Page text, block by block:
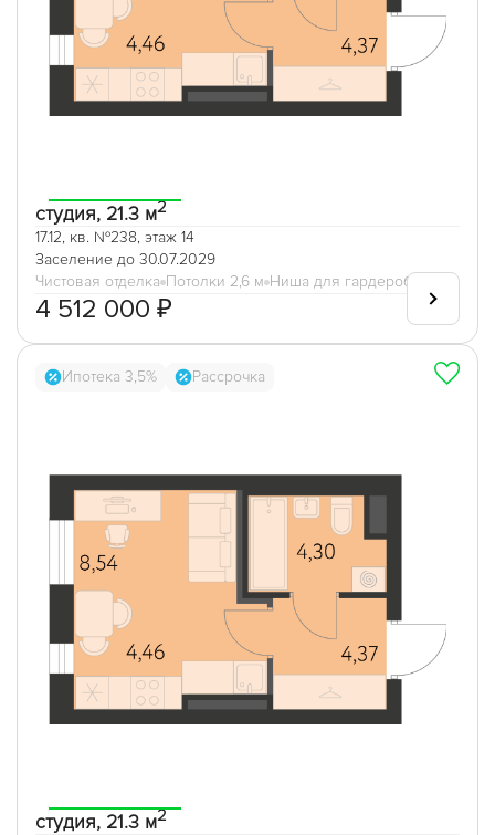
студия, 21.3 м2
17.12, кв. №238, этаж 14
Заселение до 30.07.2029
Чистовая отделка Потолки 2,6 м Ниша для гардеробной
4 512 000 ₽
Ипотека 3,5% Рассрочка
студия, 21.3 м2